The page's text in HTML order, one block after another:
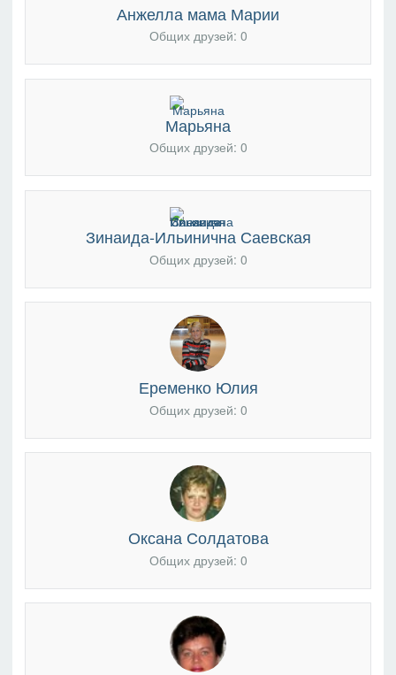
Анжелла мама Марии
Общих друзей: 0
Марьяна
Общих друзей: 0
Зинаида-Ильинична Саевская
Общих друзей: 0
Еременко Юлия
Общих друзей: 0
Оксана Солдатова
Общих друзей: 0